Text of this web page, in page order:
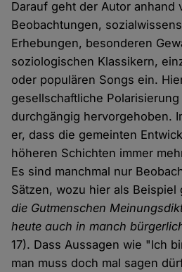
Darauf geht der Autor anhand
Beobachtungen,
Erhebungen, besonderen
soziologischen Klassikern,
oder populären Songs ein.
gesellschaftliche
durchgängig hervorgehoben.
er, dass die gemeinten
höheren Schichten immer
Es sind manchmal nur
Sätzen, wozu hier als Beispiel
die Gutmenschen
heute auch in manch
17). Dass Aussagen wie "Ich
man muss doch mal sagen